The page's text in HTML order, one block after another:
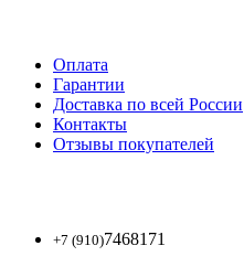
Оплата
Гарантии
Доставка по всей России
Контакты
Отзывы покупателей
+7 (910)7468171